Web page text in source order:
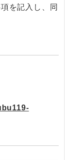
を記入し、同